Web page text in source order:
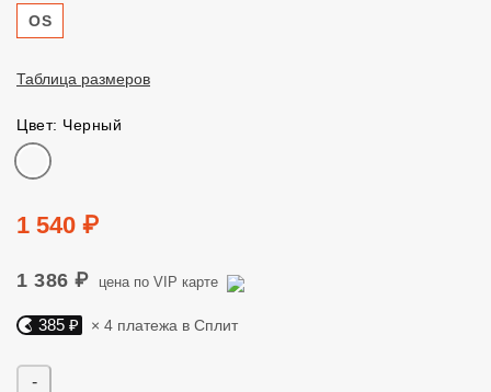
Размер
OS
Таблица размеров
Цвет: Черный
Цвет
Цена
1 540 ₽
1 386 ₽ цена по VIP карте
Яндекс Сплит. 385 руб, 4 платежа в Сплит
385 ₽ × 4 платежа в Сплит